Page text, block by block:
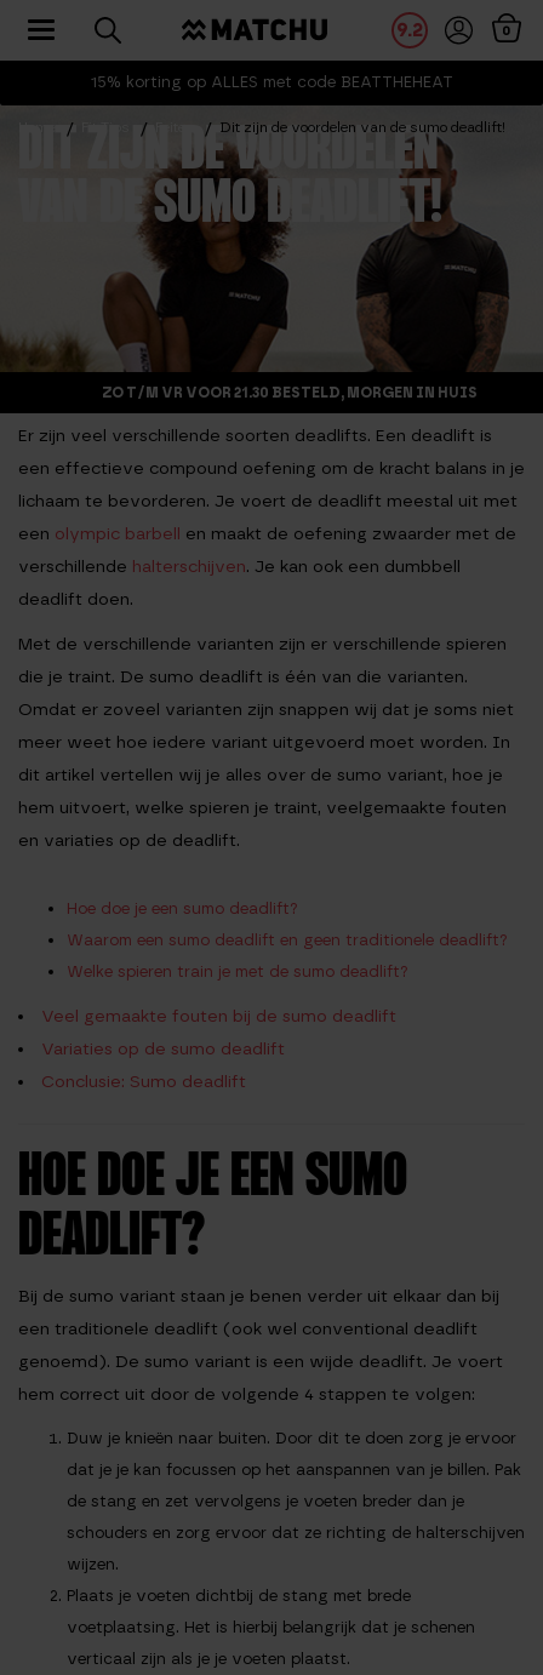
15% korting op ALLES met code BEATTHEHEAT
9.2 0
Toggle navigation
Dit zijn de voordelen van de sumo deadlift!
DIT ZIJN DE VOORDELEN
VAN DE SUMO DEADLIFT!
ZO T/M VR VOOR 21.30 BESTELD, MORGEN IN HUIS
Er zijn veel verschillende soorten deadlifts. Een deadlift is
een effectieve compound oefening om de kracht balans in je
lichaam te bevorderen. Je voert de deadlift meestal uit met
een olympic barbell en maakt de oefening zwaarder met de
verschillende halterschijven. Je kan ook een dumbbell
deadlift doen.
Met de verschillende varianten zijn er verschillende spieren
die je traint. De sumo deadlift is één van die varianten.
Omdat er zoveel varianten zijn snappen wij dat je soms niet
meer weet hoe iedere variant uitgevoerd moet worden. In
dit artikel vertellen wij je alles over de sumo variant, hoe je
hem uitvoert, welke spieren je traint, veelgemaakte fouten
en variaties op de deadlift.
Hoe doe je een sumo deadlift?
Waarom een sumo deadlift en geen traditionele deadlift?
Welke spieren train je met de sumo deadlift?
Veel gemaakte fouten bij de sumo deadlift
Variaties op de sumo deadlift
Conclusie: Sumo deadlift
HOE DOE JE EEN SUMO
DEADLIFT?
Bij de sumo variant staan je benen verder uit elkaar dan bij
een traditionele deadlift (ook wel conventional deadlift
genoemd). De sumo variant is een wijde deadlift. Je voert
hem correct uit door de volgende 4 stappen te volgen:
Duw je knieën naar buiten. Door dit te doen zorg je ervoor
dat je je kan focussen op het aanspannen van je billen. Pak
de stang en zet vervolgens je voeten breder dan je
schouders en zorg ervoor dat ze richting de halterschijven
wijzen.
Plaats je voeten dichtbij de stang met brede
voetplaatsing. Het is hierbij belangrijk dat je schenen
verticaal zijn als je je voeten plaatst.